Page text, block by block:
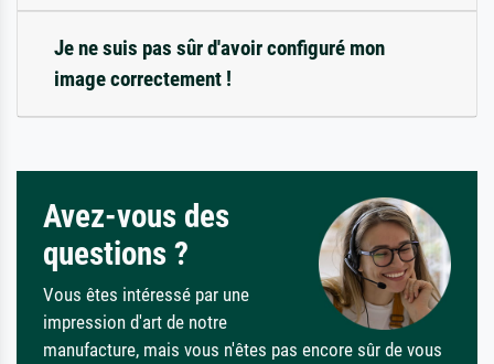
Je ne suis pas sûr d'avoir configuré mon
image correctement !
Avez-vous des
questions ?
Vous êtes intéressé par une
impression d'art de notre
manufacture, mais vous n'êtes pas encore sûr de vous